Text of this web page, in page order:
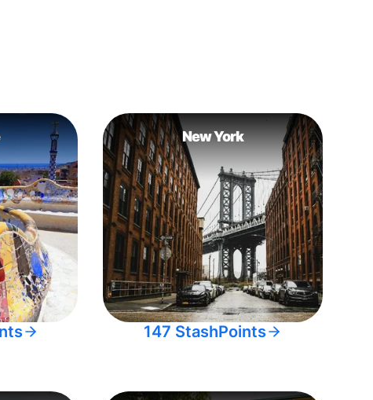
New York
147 StashPoints